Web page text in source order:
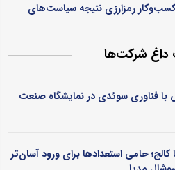
۱۴۰ کسب‌وکار رمزارزی نتیجه سیاست‌های
داغ شرکت‌ها
فناوری سوئدی در نمایشگاه صنعت
کالج؛ حامی استعدادها برای ورود آسان‌تر